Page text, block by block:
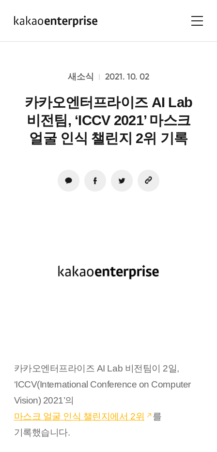
새소식 2021. 10. 02
카카오엔터프라이즈 AI Lab
비전팀, ‘ICCV 2021’ 마스크
얼굴 인식 챌린지 2위 기록
카카오엔터프라이즈 AI Lab 비전팀이 2일,
‘ICCV(International Conference on Computer
Vision) 2021’의
마스크 얼굴 인식 챌린지에서 2위
를
기록했습니다.